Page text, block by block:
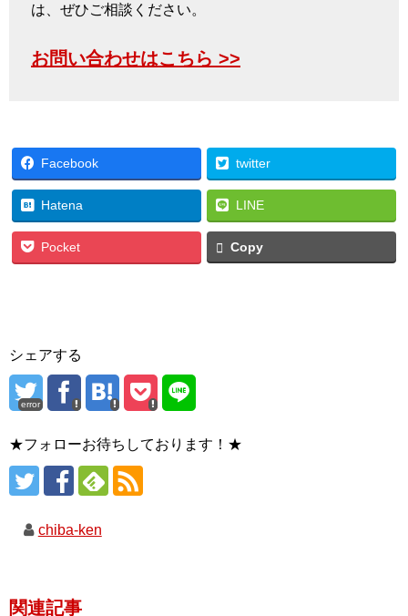
は、ぜひご相談ください。
お問い合わせはこちら >>
Facebook twitter
Hatena LINE
Pocket Copy
シェアする
error
★フォローお待ちしております！★
chiba-ken
関連記事